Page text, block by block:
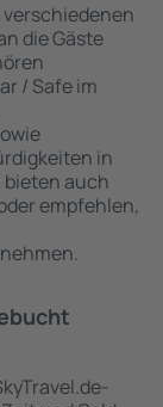
die Gäste
/ Safe im
in
bieten auch
empfehlen,